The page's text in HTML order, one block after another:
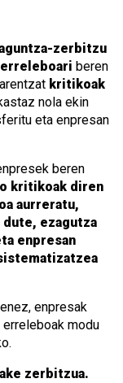
zerbitzu
beren
kritikoak
nola ekin
eta enpresan
beren
kritikoak diren
aurreratu,
dute, ezagutza
enpresan
enpresak
modu
zerbitzua.